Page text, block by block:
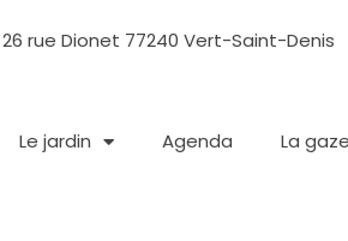
26 rue Dionet 77240 Vert-Saint-Denis
Le jardin Agenda La